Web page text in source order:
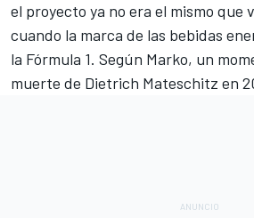
el proyecto ya no era el mismo que
cuando la marca de las bebidas
la Fórmula 1. Según Marko, un
muerte de Dietrich Mateschitz en